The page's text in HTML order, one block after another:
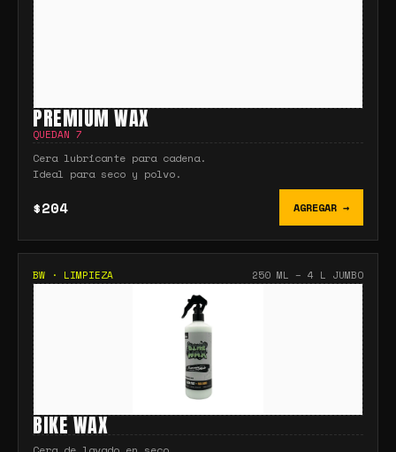
PREMIUM WAX
QUEDAN 7
Cera lubricante para cadena.
Ideal para seco y polvo.
$204 AGREGAR →
BW · LIMPIEZA 250 ML – 4 L JUMBO
BIKE WAX